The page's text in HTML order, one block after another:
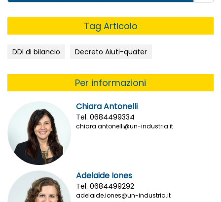
Tag Articolo
DDl di bilancio Decreto Aiuti-quater
Per informazioni
Chiara Antonelli
Tel. 0684499334
chiara.antonelli@un-industria.it
Adelaide Iones
Tel. 0684499292
adelaide.iones@un-industria.it